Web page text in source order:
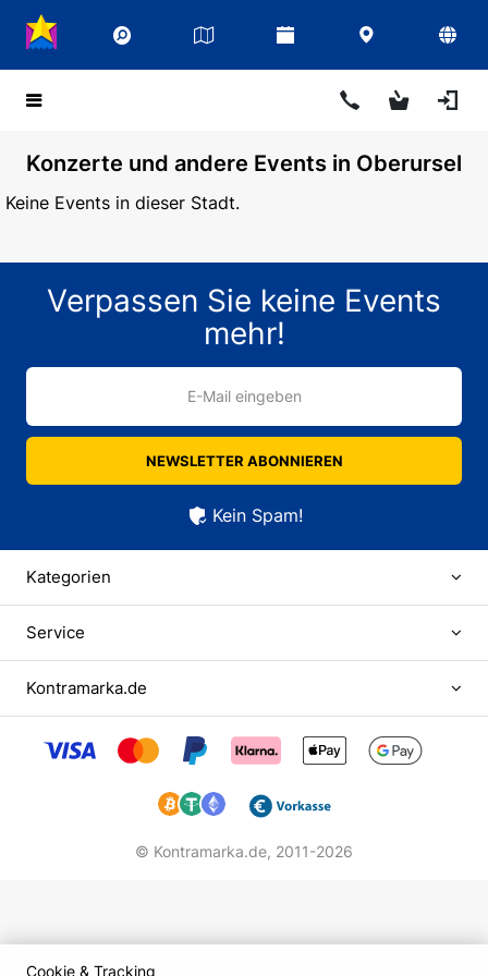
Konzerte und andere Events in Oberursel
Keine Events in dieser Stadt.
Verpassen Sie keine Events
mehr!
E-Mail eingeben
NEWSLETTER ABONNIEREN
Kein Spam!
Kategorien
Service
Kontramarka.de
© Kontramarka.de, 2011-2026
Cookie & Tracking